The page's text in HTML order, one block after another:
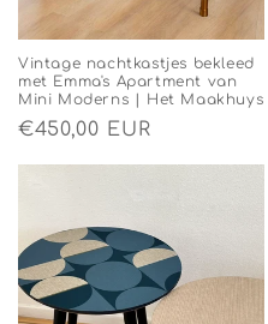
Vintage nachtkastjes bekleed
met Emma's Apartment van
Mini Moderns | Het Maakhuys
Normale
€450,00 EUR